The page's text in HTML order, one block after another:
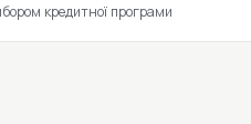
кредитної програми